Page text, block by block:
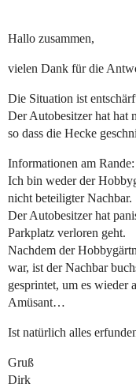
Hallo zusammen,
vielen Dank für die
Die Situation ist
Der Autobesitzer hat hat
so dass die Hecke
Informationen am Rande:
Ich bin weder der
nicht beteiligter Nachbar.
Der Autobesitzer hat
Parkplatz verloren geht.
Nachdem der
war, ist der Nachbar
gesprintet, um es wieder
Amüsant…
Ist natürlich alles
Gruß
Dirk